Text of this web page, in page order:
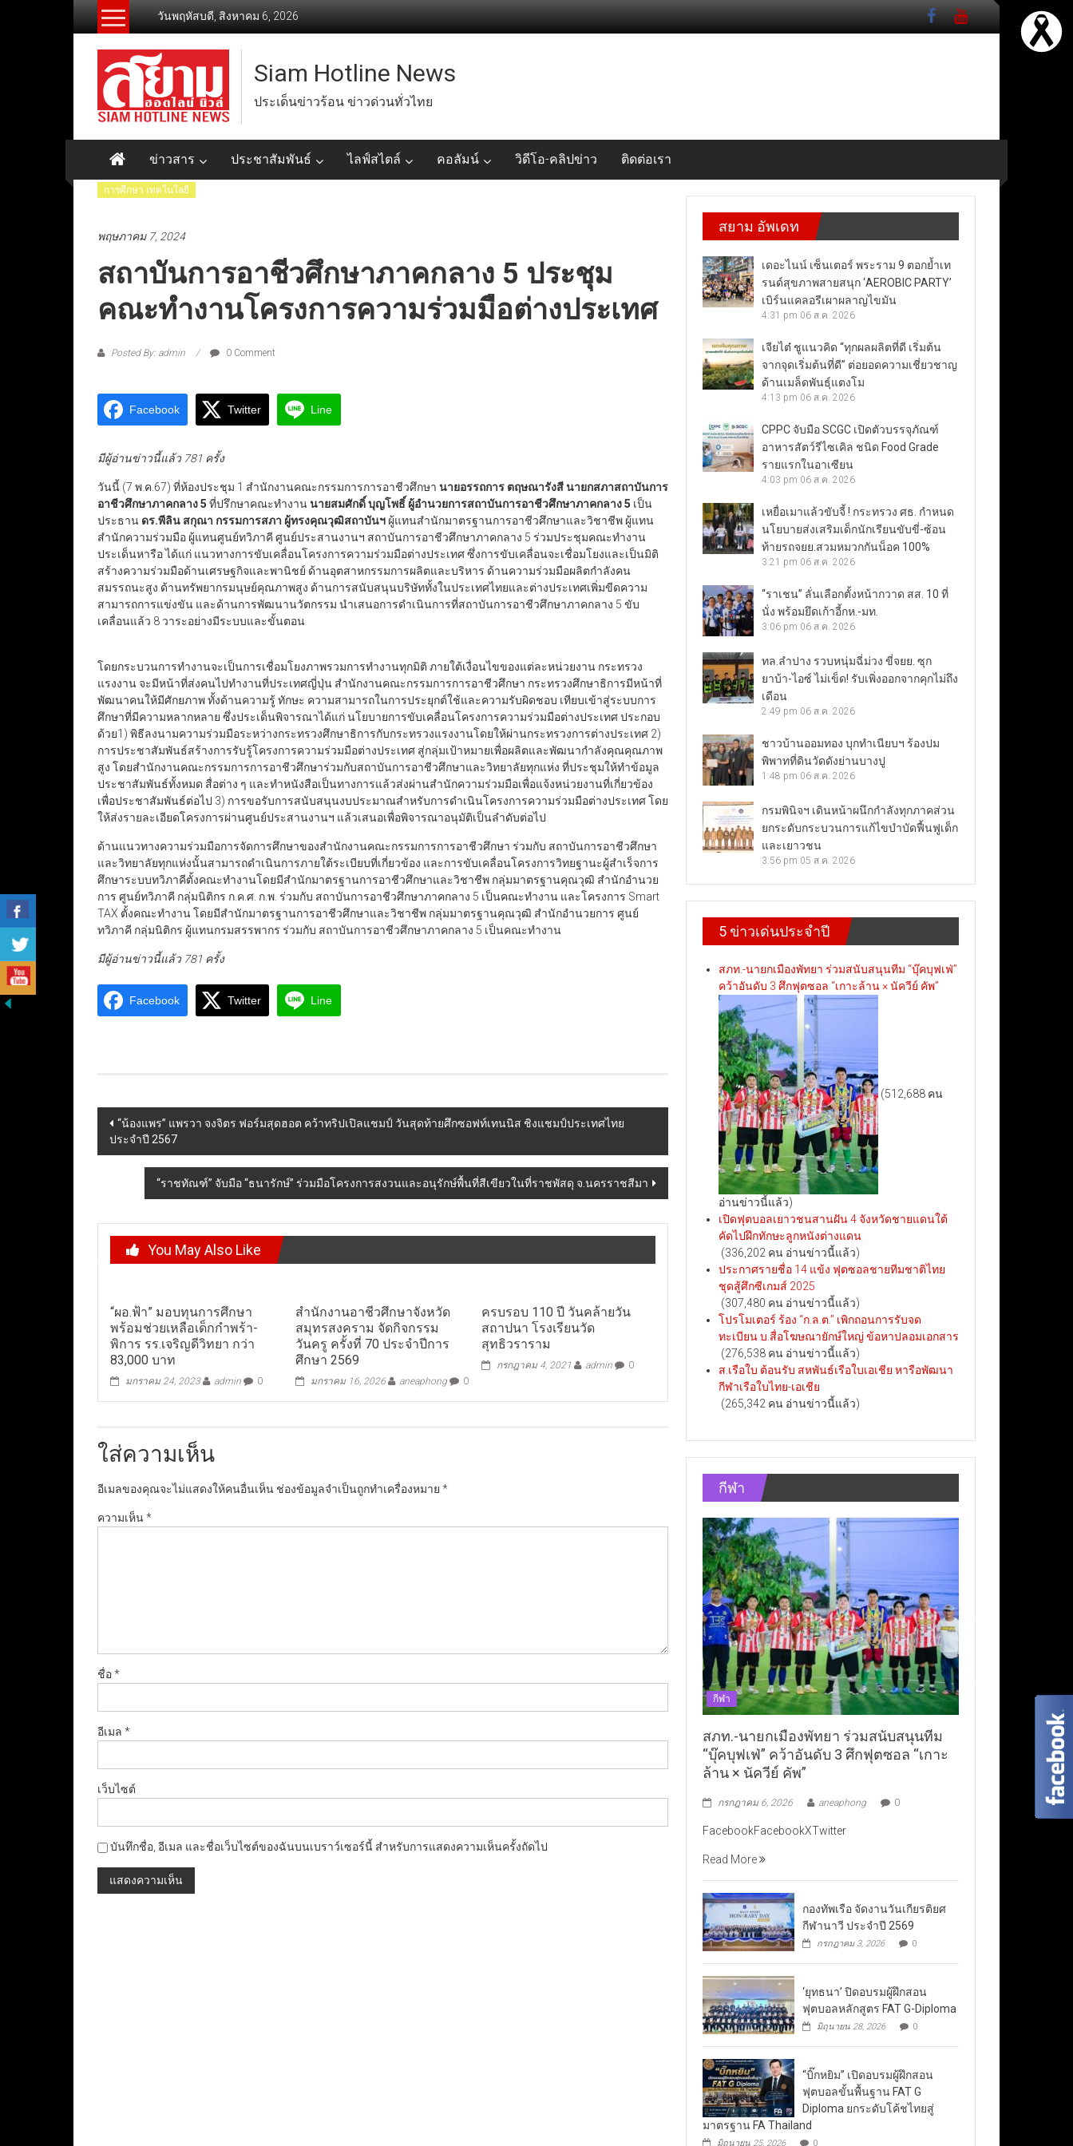
วันพฤหัสบดี, สิงหาคม 6, 2026
Siam Hotline News
ประเด็นข่าวร้อน ข่าวด่วนทั่วไทย
ข่าวสาร ประชาสัมพันธ์ ไลฟ์สไตล์ คอลัมน์ วิดีโอ-คลิปข่าว ติดต่อเรา
การศึกษา เทคโนโลยี
พฤษภาคม 7, 2024
สถาบันการอาชีวศึกษาภาคกลาง 5 ประชุม
คณะทำงานโครงการความร่วมมือต่างประเทศ
Posted By: admin 0 Comment
Facebook Twitter Line
มีผู้อ่านข่าวนี้แล้ว 781 ครั้ง
วันนี้ (7 พ.ค.67) ที่ห้องประชุม 1 สำนักงานคณะกรรมการการอาชีวศึกษา นายอรรถการ ตฤษณารังสี นายกสภาสถาบันการ
อาชีวศึกษาภาคกลาง 5 ที่ปรึกษาคณะทำงานนายสมศักดิ์ บุญโพธิ์ ผู้อำนวยการสถาบันการอาชีวศึกษาภาคกลาง 5 เป็น
ประธาน ดร.พีลิน สกุณา กรรมการสภา ผู้ทรงคุณวุฒิสถาบันฯ ผู้แทนสำนักมาตรฐานการอาชีวศึกษาและวิชาชีพ ผู้แทน
สำนักความร่วมมือ ผู้แทนศูนย์ทวิภาคี ศูนย์ประสานงานฯ สถาบันการอาชีวศึกษาภาคกลาง 5 ร่วมประชุมคณะทำงาน
ประเด็นหารือ ได้แก่ แนวทางการขับเคลื่อนโครงการความร่วมมือต่างประเทศ ซึ่งการขับเคลื่อนจะเชื่อมโยงและเป็นมิติ
สร้างความร่วมมือด้านเศรษฐกิจและพานิชย์ ด้านอุตสาหกรรมการผลิตและบริหาร ด้านความร่วมมือผลิตกำลังคน
สมรรถนะสูง ด้านทรัพยากรมนุษย์คุณภาพสูง ด้านการสนับสนุนบริษัททั้งในประเทศไทยและต่างประเทศเพิ่มขีดความ
สามารถการแข่งขัน และด้านการพัฒนานวัตกรรม นำเสนอการดำเนินการที่สถาบันการอาชีวศึกษาภาคกลาง 5 ขับ
เคลื่อนแล้ว 8 วาระอย่างมีระบบและขั้นตอน
โดยกระบวนการทำงานจะเป็นการเชื่อมโยงภาพรวมการทำงานทุกมิติ ภายใต้เงื่อนไขของแต่ละหน่วยงาน กระทรวง
แรงงาน จะมีหน้าที่ส่งคนไปทำงานที่ประเทศญี่ปุ่น สำนักงานคณะกรรมการการอาชีวศึกษา กระทรวงศึกษาธิการมีหน้าที่
พัฒนาคนให้มีศักยภาพ ทั้งด้านความรู้ ทักษะ ความสามารถในการประยุกต์ใช้และความรับผิดชอบ เทียบเข้าสู่ระบบการ
ศึกษาที่มีความหลากหลาย ซึ่งประเด็นพิจารณาได้แก่ นโยบายการขับเคลื่อนโครงการความร่วมมือต่างประเทศ ประกอบ
ด้วย1) พิธีลงนามความร่วมมือระหว่างกระทรวงศึกษาธิการกับกระทรวงแรงงานโดยให้ผ่านกระทรวงการต่างประเทศ 2)
การประชาสัมพันธ์สร้างการรับรู้โครงการความร่วมมือต่างประเทศ สู่กลุ่มเป้าหมายเพื่อผลิตและพัฒนากำลังคุณคุณภาพ
สูง โดยสำนักงานคณะกรรมการการอาชีวศึกษาร่วมกับสถาบันการอาชีวศึกษาและวิทยาลัยทุกแห่ง ที่ประชุมให้ทำข้อมูล
ประชาสัมพันธ์ทั้งหมด สื่อต่าง ๆ และทำหนังสือเป็นทางการแล้วส่งผ่านสำนักความร่วมมือเพื่อแจ้งหน่วยงานที่เกี่ยวข้อง
เพื่อประชาสัมพันธ์ต่อไป 3) การขอรับการสนับสนุนงบประมาณสำหรับการดำเนินโครงการความร่วมมือต่างประเทศ โดย
ให้ส่งรายละเอียดโครงการผ่านศูนย์ประสานงานฯ แล้วเสนอเพื่อพิจารณาอนุมัติเป็นลำดับต่อไป
ด้านแนวทางความร่วมมือการจัดการศึกษาของสำนักงานคณะกรรมการการอาชีวศึกษา ร่วมกับ สถาบันการอาชีวศึกษา
และวิทยาลัยทุกแห่งนั้นสามารถดำเนินการภายใต้ระเบียบที่เกี่ยวข้อง และการขับเคลื่อนโครงการวิทยฐานะผู้สำเร็จการ
ศึกษาระบบทวิภาคีตั้งคณะทำงานโดยมีสำนักมาตรฐานการอาชีวศึกษาและวิชาชีพ กลุ่มมาตรฐานคุณวุฒิ สำนักอำนวย
การ ศูนย์ทวิภาคี กลุ่มนิติกร ก.ค.ศ. ก.พ. ร่วมกับ สถาบันการอาชีวศึกษาภาคกลาง 5 เป็นคณะทำงาน และโครงการ Smart
TAX ตั้งคณะทำงาน โดยมีสำนักมาตรฐานการอาชีวศึกษาและวิชาชีพ กลุ่มมาตรฐานคุณวุฒิ สำนักอำนวยการ ศูนย์
ทวิภาคี กลุ่มนิติกร ผู้แทนกรมสรรพากร ร่วมกับ สถาบันการอาชีวศึกษาภาคกลาง 5 เป็นคณะทำงาน
มีผู้อ่านข่าวนี้แล้ว 781 ครั้ง
Facebook Twitter Line
Post
navigation
“น้องแพร” แพรวา จงจิตร ฟอร์มสุดฮอต คว้าทริปเปิลแชมป์ วันสุดท้ายศึกซอฟท์เทนนิส ชิงแชมป์ประเทศไทย
ประจำปี 2567
“ราชทัณฑ์” จับมือ “ธนารักษ์” ร่วมมือโครงการสงวนและอนุรักษ์พื้นที่สีเขียวในที่ราชพัสดุ จ.นครราชสีมา
You May Also Like
“ผอ.ฟ้า” มอบทุนการศึกษา
พร้อมช่วยเหลือเด็กกำพร้า-
พิการ รร.เจริญดีวิทยา กว่า
83,000 บาท
มกราคม 24, 2023 admin 0
สำนักงานอาชีวศึกษาจังหวัด
สมุทรสงคราม จัดกิจกรรม
วันครู ครั้งที่ 70 ประจำปีการ
ศึกษา 2569
มกราคม 16, 2026 aneaphong 0
ครบรอบ 110 ปี วันคล้ายวัน
สถาปนา โรงเรียนวัด
สุทธิวราราม
กรกฎาคม 4, 2021 admin 0
ใส่ความเห็น
อีเมลของคุณจะไม่แสดงให้คนอื่นเห็น ช่องข้อมูลจำเป็นถูกทำเครื่องหมาย *
ความเห็น*
ชื่อ*
อีเมล *
เว็บไซต์
บันทึกชื่อ, อีเมล และชื่อเว็บไซต์ของฉันบนเบราว์เซอร์นี้ สำหรับการแสดงความเห็นครั้งถัดไป
สยาม อัพเดท
เดอะไนน์ เซ็นเตอร์ พระราม 9 ตอกย้ำเท
รนด์สุขภาพสายสนุก ‘AEROBIC PARTY’
เบิร์นแคลอรีเผาผลาญไขมัน
4:31 pm 06 ส.ค. 2026
เจียไต๋ ชูแนวคิด “ทุกผลผลิตที่ดี เริ่มต้น
จากจุดเริ่มต้นที่ดี” ต่อยอดความเชี่ยวชาญ
ด้านเมล็ดพันธุ์แตงโม
4:13 pm 06 ส.ค. 2026
CPPC จับมือ SCGC เปิดตัวบรรจุภัณฑ์
อาหารสัตว์รีไซเคิล ชนิด Food Grade
รายแรกในอาเซียน
4:03 pm 06 ส.ค. 2026
เหยื่อเมาแล้วขับจี้ ! กระทรวง ศธ. กำหนด
นโยบายส่งเสริมเด็กนักเรียนขับขี่-ซ้อน
ท้ายรถจยย.สวมหมวกกันน็อค 100%
3:21 pm 06 ส.ค. 2026
“ราเชน” ลั่นเลือกตั้งหน้ากวาด สส. 10 ที่
นั่ง พร้อมยึดเก้าอี้กห.-มท.
3:06 pm 06 ส.ค. 2026
ทล.ลำปาง รวบหนุ่มฉี่ม่วง ขี่จยย. ซุก
ยาบ้า-ไอซ์ ไม่เข็ด! รับเพิ่งออกจากคุกไม่ถึง
เดือน
2:49 pm 06 ส.ค. 2026
ชาวบ้านออมทอง บุกทำเนียบฯ ร้องปม
พิพาทที่ดินวัดดังย่านบางปู
1:48 pm 06 ส.ค. 2026
กรมพินิจฯ เดินหน้าผนึกกำลังทุกภาคส่วน
ยกระดับกระบวนการแก้ไขบำบัดฟื้นฟูเด็ก
และเยาวชน
3:56 pm 05 ส.ค. 2026
5 ข่าวเด่นประจำปี
สภท.-นายกเมืองพัทยา ร่วมสนับสนุนทีม “บุ๊คบุฟเฟ่”
คว้าอันดับ 3 ศึกฟุตซอล “เกาะล้าน × นัควีย์ คัพ”
(512,688 คน
อ่านข่าวนี้แล้ว)
เปิดฟุตบอลเยาวชนสานฝัน 4 จังหวัดชายแดนใต้
คัดไปฝึกทักษะลูกหนังต่างแดน
(336,202 คน อ่านข่าวนี้แล้ว)
ประกาศรายชื่อ 14 แข้ง ฟุตซอลชายทีมชาติไทย
ชุดสู้ศึกซีเกมส์ 2025
(307,480 คน อ่านข่าวนี้แล้ว)
โปรโมเตอร์ ร้อง “ก.ล.ต.” เพิกถอนการรับจด
ทะเบียน บ.สื่อโฆษณายักษ์ใหญ่ ข้อหาปลอมเอกสาร
(276,538 คน อ่านข่าวนี้แล้ว)
ส.เรือใบ ต้อนรับ สหพันธ์เรือใบเอเชีย หารือพัฒนา
กีฬาเรือใบไทย-เอเชีย
(265,342 คน อ่านข่าวนี้แล้ว)
กีฬา
กีฬา
สภท.-นายกเมืองพัทยา ร่วมสนับสนุนทีม
“บุ๊คบุฟเฟ่” คว้าอันดับ 3 ศึกฟุตซอล “เกาะ
ล้าน × นัควีย์ คัพ”
กรกฎาคม 6, 2026 aneaphong 0
FacebookFacebookXTwitter
Read More
กองทัพเรือ จัดงานวันเกียรติยศ
กีฬานาวี ประจำปี 2569
กรกฎาคม 3, 2026 0
‘ยุทธนา’ ปิดอบรมผู้ฝึกสอน
ฟุตบอลหลักสูตร FAT G-Diploma
มิถุนายน 28, 2026 0
“บิ๊กหยิม” เปิดอบรมผู้ฝึกสอน
ฟุตบอลขั้นพื้นฐาน FAT G
Diploma ยกระดับโค้ชไทยสู่
มาตรฐาน FA Thailand
มิถุนายน 25, 2026 0